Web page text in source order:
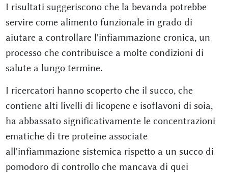
I risultati suggeriscono che la bevanda potrebbe
servire come alimento funzionale in grado di
aiutare a controllare l'infiammazione cronica, un
processo che contribuisce a molte condizioni di
salute a lungo termine.
I ricercatori hanno scoperto che il succo, che
contiene alti livelli di licopene e isoflavoni di soia,
ha abbassato significativamente le concentrazioni
ematiche di tre proteine associate
all'infiammazione sistemica rispetto a un succo di
pomodoro di controllo che mancava di quei